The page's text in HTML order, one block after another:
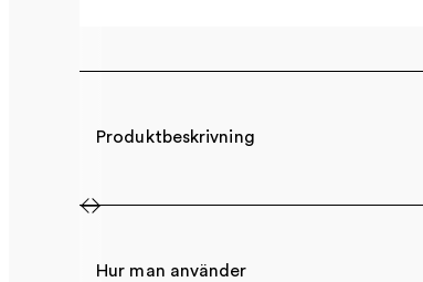
Produktbeskrivning
Hur man använder